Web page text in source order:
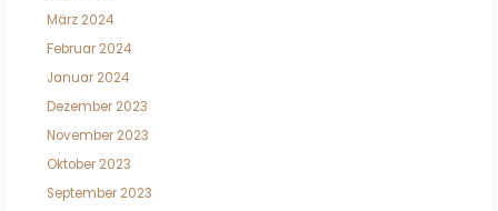
März 2024
Februar 2024
Januar 2024
Dezember 2023
November 2023
Oktober 2023
September 2023